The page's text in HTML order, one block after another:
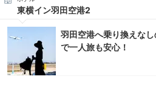
東横イン羽田空港2
羽田空港へ乗り換えな
で一人旅も安心！